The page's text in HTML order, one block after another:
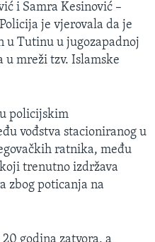
i Samra Kesinović –
je vjerovala da je
u Tutinu u jugozapadnoj
u mreži tzv. Islamske
policijskim
vođstva stacioniranog u
ratnika, među
trenutno izdržava
zbog poticanja na